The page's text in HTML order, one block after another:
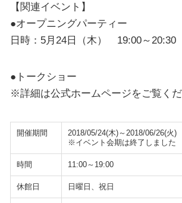
【関連イベント】
●オープニングパーティー
日時：5月24日（木） 19:00～20:30
●トークショー
※詳細は公式ホームページをご覧く
開催期間
2018/05/24(木)～2018/06/26(火)
※イベント会期は終了しました
時間 11:00～19:00
休館日 日曜日、祝日